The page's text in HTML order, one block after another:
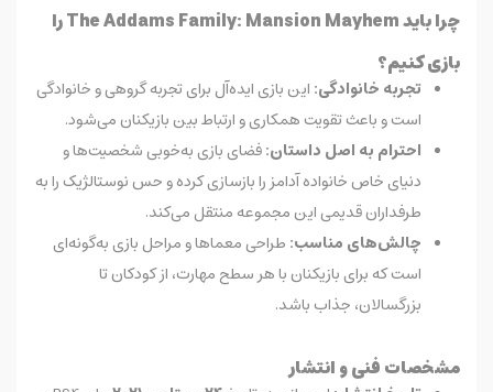
چرا باید The Addams Family: Mansion Mayhem را
بازی کنیم؟
تجربه خانوادگی: این بازی ایده‌آل برای تجربه گروهی و خانوادگی
است و باعث تقویت همکاری و ارتباط بین بازیکنان می‌شود.
احترام به اصل داستان:فضای بازی به‌خوبی شخصیت‌ها و
دنیای خاص خانواده آدامز را بازسازی کرده و حس نوستالژیک را به
طرفداران قدیمی این مجموعه منتقل می‌کند.
چالش‌های مناسب: طراحی معماها و مراحل بازی به‌گونه‌ای
است که برای بازیکنان با هر سطح مهارت، از کودکان تا
بزرگسالان، جذاب باشد.
مشخصات فنی و انتشار